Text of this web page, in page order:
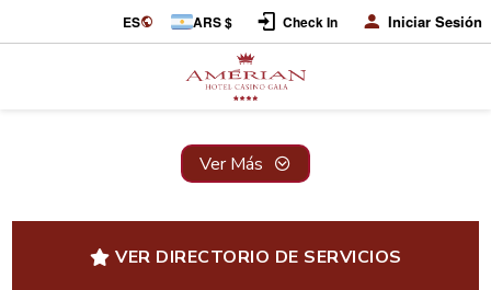
ES ARS $ Check In Iniciar Sesión
Ver Más
VER DIRECTORIO DE SERVICIOS